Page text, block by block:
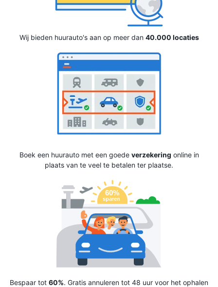
Wij bieden huurauto's aan op meer dan 40.000 locaties
Boek een huurauto met een goede verzekering online in
plaats van te veel te betalen ter plaatse.
Bespaar tot 60%. Gratis annuleren tot 48 uur voor het ophalen